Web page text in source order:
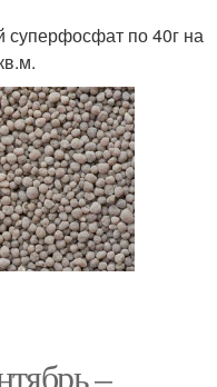
суперфосфат по 40г на
–